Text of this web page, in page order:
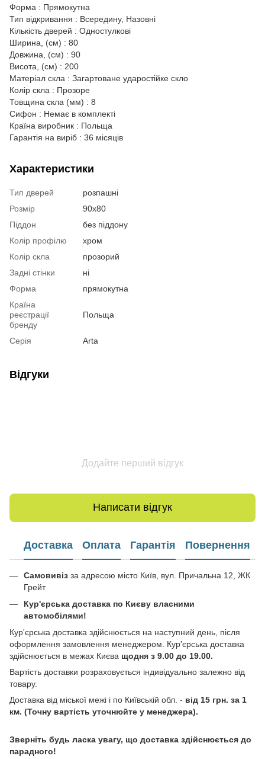
Форма : Прямокутна
Тип відкривання : Всередину, Назовні
Кількість дверей : Одностулкові
Ширина, (см) : 80
Довжина, (см) : 90
Висота, (см) : 200
Матеріал скла : Загартоване ударостійке скло
Колір скла : Прозоре
Товщина скла (мм) : 8
Сифон : Немає в комплекті
Країна виробник : Польща
Гарантія на виріб : 36 місяців
Характеристики
Тип дверей
розпашні
Розмір
90x80
Піддон
без піддону
Колір профілю
хром
Колір скла
прозорий
Задні стінки
ні
Форма
прямокутна
Країна
реєстрації
бренду
Польща
Серія Arta
Відгуки
Додайте перший відгук
Написати відгук
Доставка Оплата Гарантія Повернення
Самовивіз за адресою місто Київ, вул. Причальна 12, ЖК
Грейт
Кур'єрська доставка по Києву власними
автомобілями!
Кур'єрська доставка здійснюється на наступний день, після
оформлення замовлення менеджером. Кур'єрська доставка
здійснюється в межах Києва щодня з 9.00 до 19.00.
Вартість доставки розраховується індивідуально залежно від
товару.
Доставка від міської межі і по Київській обл. - від 15 грн. за 1
км. (Точну вартість уточнюйте у менеджера).
Зверніть будь ласка увагу, що доставка здійснюється до
парадного!